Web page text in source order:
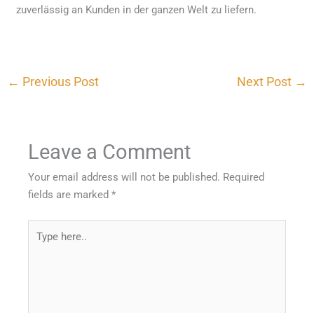
zuverlässig an Kunden in der ganzen Welt zu liefern.
← Previous Post Next Post →
Leave a Comment
Your email address will not be published. Required
fields are marked*
here..